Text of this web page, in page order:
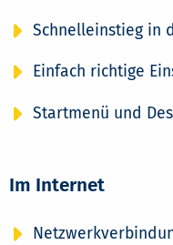
Schnelleinstieg in
Einfach richtige
Startmenü und
Im Internet